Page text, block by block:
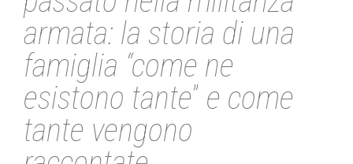
armata: la storia di una
famiglia “come ne
esistono tante” e come
tante vengono